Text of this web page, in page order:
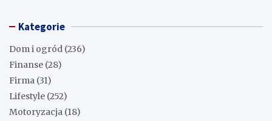
Kategorie
Dom i ogród (236)
Finanse (28)
Firma (31)
Lifestyle (252)
Motoryzacja (18)